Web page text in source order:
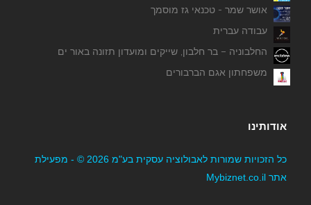
אושר שמר - טכנאי גז מוסמך
עבודה עברית
החלבוניה – בר חלבון, שייקים ומועדון תזונה באור ים
משפחתון אגם הברבורים
אודותינו
כל הזכויות שמורות לאבולוציה עסקית בע"מ 2026 © - מפעילת
אתר Mybiznet.co.il